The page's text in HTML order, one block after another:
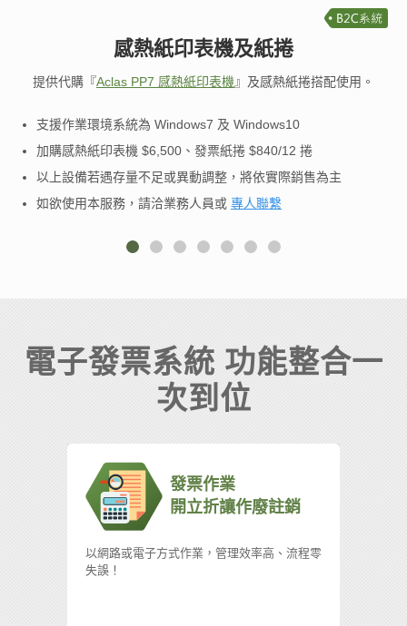
感熱紙印表機及紙捲
提供代購『Aclas PP7 感熱紙印表機』及感熱紙捲搭配使用。
支援作業環境系統為 Windows7 及 Windows10
加購感熱紙印表機 $6,500、發票紙捲 $840/12 捲
以上設備若遇存量不足或異動調整，將依實際銷售為主
如欲使用本服務，請洽業務人員或 專人聯繫
電子發票系統 功能整合一
次到位
發票作業
開立折讓作廢註銷
以網路或電子方式作業，管理效率高、流程零
失誤！